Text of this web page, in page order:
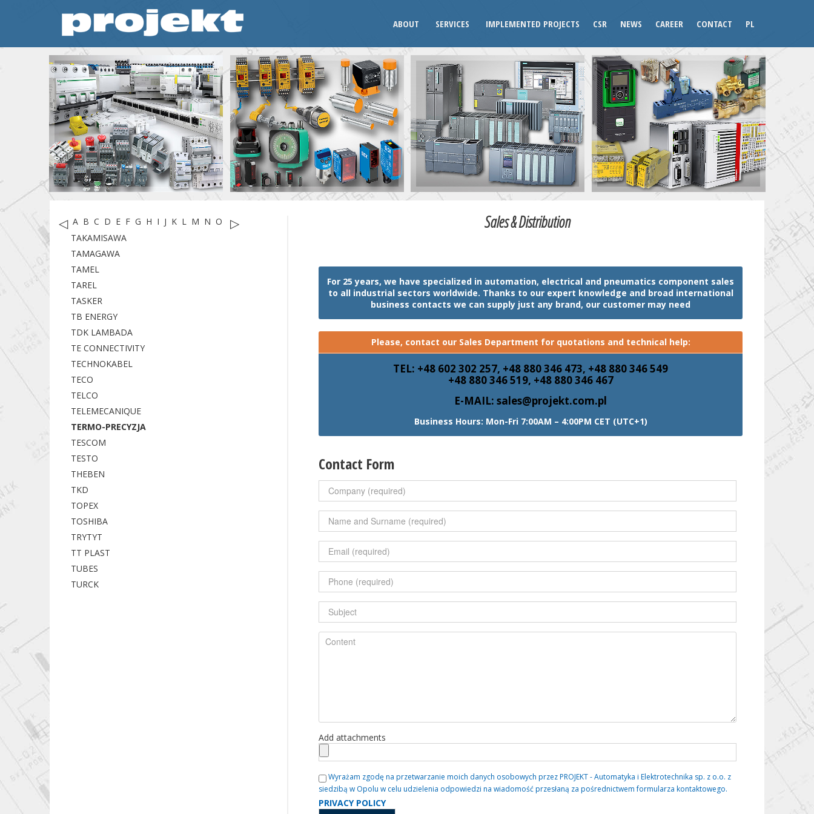
ABOUT SERVICES IMPLEMENTED PROJECTS CSR NEWS CAREER CONTACT PL
◁ A B C D E F G H I J K L M N O P R
▷
TAKAMISAWA
TAMAGAWA
TAMEL
TAREL
TASKER
TB ENERGY
TDK LAMBADA
TE CONNECTIVITY
TECHNOKABEL
TECO
TELCO
TELEMECANIQUE
TERMO-PRECYZJA
TESCOM
TESTO
THEBEN
TKD
TOPEX
TOSHIBA
TRYTYT
TT PLAST
TUBES
TURCK
Sales & Distribution
For 25 years, we have specialized in automation, electrical and pneumatics component sales
to all industrial sectors worldwide. Thanks to our expert knowledge and broad international
business contacts we can supply just any brand, our customer may need
Please, contact our Sales Department for quotations and technical help:
TEL: +48 602 302 257, +48 880 346 473, +48 880 346 549
+48 880 346 519, +48 880 346 467
E-MAIL: sales@projekt.com.pl
Business Hours: Mon-Fri 7:00AM – 4:00PM CET (UTC+1)
Contact Form
Add attachments
Wyrażam zgodę na przetwarzanie moich danych osobowych przez PROJEKT - Automatyka i Elektrotechnika sp. z o.o. z
siedzibą w Opolu w celu udzielenia odpowiedzi na wiadomość przesłaną za pośrednictwem formularza kontaktowego.
PRIVACY POLICY